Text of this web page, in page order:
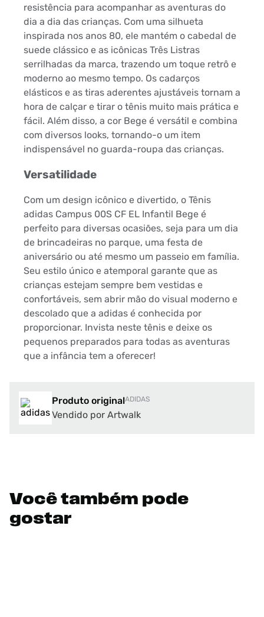
resistência para acompanhar as aventuras do
dia a dia das crianças. Com uma silhueta
inspirada nos anos 80, ele mantém o cabedal de
suede clássico e as icônicas Três Listras
serrilhadas da marca, trazendo um toque retrô e
moderno ao mesmo tempo. Os cadarços
elásticos e as tiras aderentes ajustáveis tornam a
hora de calçar e tirar o tênis muito mais prática e
fácil. Além disso, a cor Bege é versátil e combina
com diversos looks, tornando-o um item
indispensável no guarda-roupa das crianças.
Versatilidade
Com um design icônico e divertido, o Tênis
adidas Campus 00S CF EL Infantil Bege é
perfeito para diversas ocasiões, seja para um dia
de brincadeiras no parque, uma festa de
aniversário ou até mesmo um passeio em família.
Seu estilo único e atemporal garante que as
crianças estejam sempre bem vestidas e
confortáveis, sem abrir mão do visual moderno e
descolado que a adidas é conhecida por
proporcionar. Invista neste tênis e deixe os
pequenos preparados para todas as aventuras
que a infância tem a oferecer!
Produto originalADIDAS
Vendido por Artwalk
Você também pode
gostar